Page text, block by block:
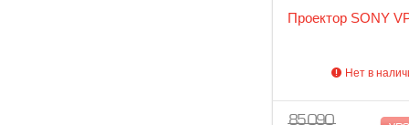
Проектор SONY
Нет в
85 090